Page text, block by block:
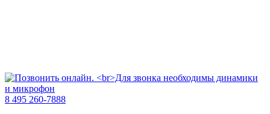
8 495 260-7888